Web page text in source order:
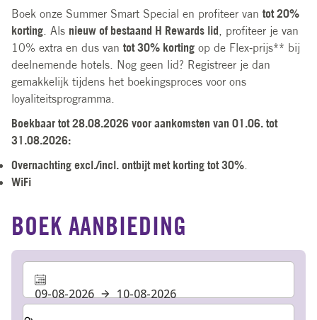
Boek onze Summer Smart Special en profiteer van tot 20%
korting . Als nieuw of bestaand H Rewards lid , profiteer je van
10% extra en dus van tot 30% korting op de Flex-prijs** bij
deelnemende hotels. Nog geen lid? Registreer je dan
gemakkelijk tijdens het boekingsproces voor ons
loyaliteitsprogramma.
Boekbaar tot 28.08.2026 voor aankomsten van 01.06. tot
31.08.2026:
Overnachting excl./incl. ontbijt met korting tot 30%
WiFi
BOEK AANBIEDING
09-08-2026
10-08-2026
Selecteer het aantal kamers en gasten voor je verblijf